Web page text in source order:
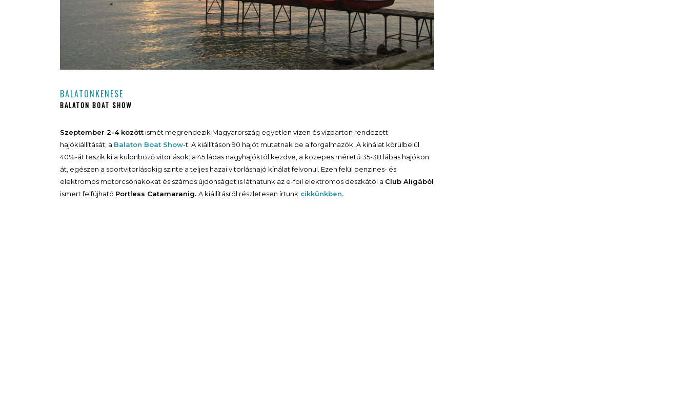
BALATONKENESE
BALATON BOAT SHOW
Szeptember 2-4 között ismét megrendezik Magyarország egyetlen vízen és vízparton rendezett
hajókiállítását, a Balaton Boat Show-t. A kiállításon 90 hajót mutatnak be a forgalmazók. A kínálat körülbelül
40%-át teszik ki a különböző vitorlások: a 45 lábas nagyhajóktól kezdve, a közepes méretű 35-38 lábas hajókon
át, egészen a sportvitorlásokig szinte a teljes hazai vitorláshajó kínálat felvonul. Ezen felül benzines- és
elektromos motorcsónakokat és számos újdonságot is láthatunk az e-foil elektromos deszkától a Club Aligából
ismert felfújható Portless Catamaranig. A kiállításról részletesen írtunk cikkünkben.